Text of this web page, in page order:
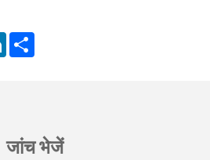
LinkedIn
जांच भेजें